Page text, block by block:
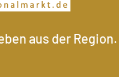
aus der Region.